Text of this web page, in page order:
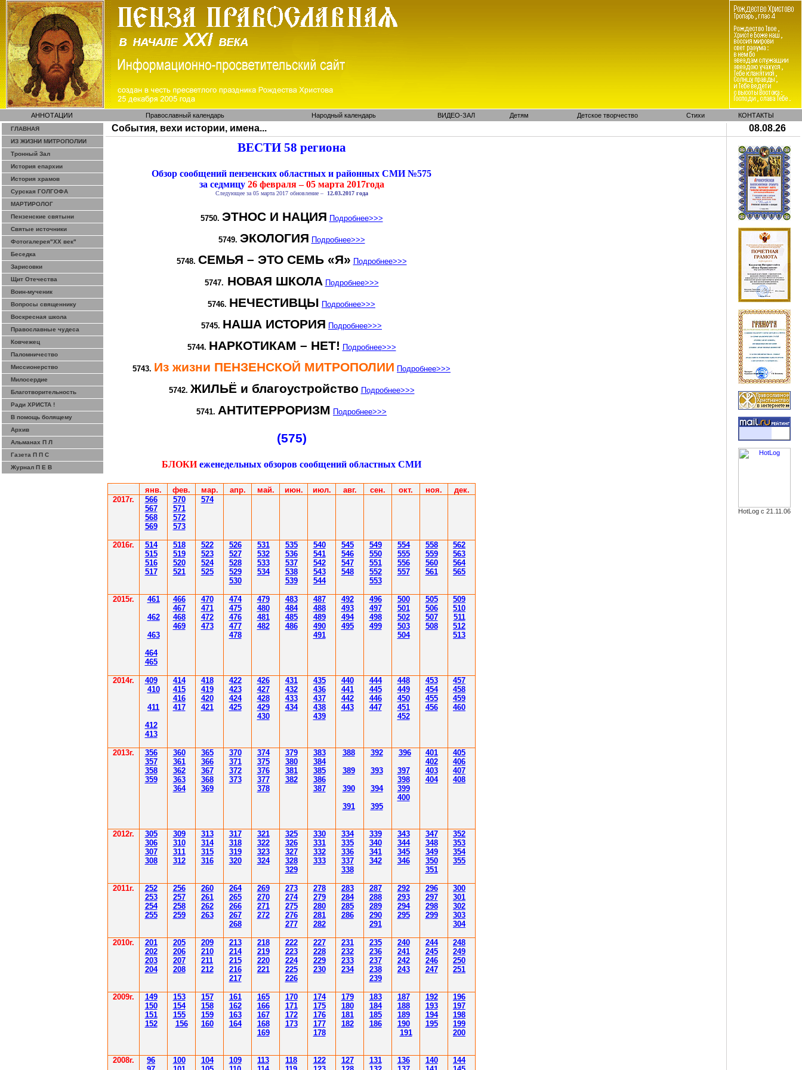
АННОТАЦИИ Православный календарь Народный календарь ВИДЕО-ЗАЛ Детям Детское творчество Стихи КОНТАКТЫ
ГЛАВНАЯ
ИЗ ЖИЗНИ МИТРОПОЛИИ
Тронный Зал
История епархии
История храмов
Сурская ГОЛГОФА
МАРТИРОЛОГ
Пензенские святыни
Святые источники
Фотогалерея"ХХ век"
Беседка
Зарисовки
Щит Отечества
Воин-мученик
Вопросы священнику
Воскресная школа
Православные чудеса
Ковчежец
Паломничество
Миссионерство
Милосердие
Благотворительность
Ради ХРИСТА !
В помощь болящему
Архив
Альманах П Л
Газета П П С
Журнал П Е В
События, вехи истории, имена... 08.08.26
ВЕСТИ 58 региона
Обзор сообщений пензенских областных и районных СМИ №575
за седмицу26 февраля – 05 марта 2017года
Следующее за 05 марта 2017 обновление – 12.03.2017 года
5750. ЭТНОС И НАЦИЯ Подробнее>>>
5749. ЭКОЛОГИЯ Подробнее>>>
5748. СЕМЬЯ – ЭТО СЕМЬ «Я» Подробнее>>>
5747. НОВАЯ ШКОЛА Подробнее>>>
5746. НЕЧЕСТИВЦЫ Подробнее>>>
5745. НАША ИСТОРИЯ Подробнее>>>
5744. НАРКОТИКАМ – НЕТ! Подробнее>>>
5743. Из жизни ПЕНЗЕНСКОЙ МИТРОПОЛИИ Подробнее>>>
5742. ЖИЛЬЁ и благоустройство Подробнее>>>
5741. АНТИТЕРРОРИЗМ Подробнее>>>
(575)
БЛОКИ еженедельных обзоров сообщений областных СМИ
янв. фев. мар. апр. май. июн. июл. авг. сен. окт. ноя.
дек.
2017г.
566
567
568
569
570
571
572
573
574
2016г.
514
515
516
517
518
519
520
521
522
523
524
525
526
527
528
529
530
531
532
533
534
535
536
537
538
539
540
541
542
543
544
545
546
547
548
549
550
551
552
553
554
555
556
557
558
559
560
561
562
563
564
565
2015г. 461
462
463
464
465
466
467
468
469
470
471
472
473
474
475
476
477
478
479
480
481
482
483
484
485
486
487
488
489
490
491
492
493
494
495
496
497
498
499
500
501
502
503
504
505
506
507
508
509
510
511
512
513
2014г. 409
410
411
412
413
414
415
416
417
418
419
420
421
422
423
424
425
426
427
428
429
430
431
432
433
434
435
436
437
438
439
440
441
442
443
444
445
446
447
448
449
450
451
452
453
454
455
456
457
458
459
460
2013г.
356
357
358
359
360
361
362
363
364
365
366
367
368
369
370
371
372
373
374
375
376
377
378
379
380
381
382
383
384
385
386
387
388
389
390
391
392
393
394
395
396
397
398
399
400
401
402
403
404
405
406
407
408
2012г. 305
306
307
308
309
310
311
312
313
314
315
316
317
318
319
320
321
322
323
324
325
326
327
328
329
330
331
332
333
334
335
336
337
338
339
340
341
342
343
344
345
346
347
348
349
350
351
352
353
354
355
2011г.
252
253
254
255
256
257
258
259
260
261
262
263
264
265
266
267
268
269
270
271
272
273
274
275
276
277
278
279
280
281
282
283
284
285
286
287
288
289
290
291
292
293
294
295
296
297
298
299
300
301
302
303
304
2010г.
201
202
203
204
205
206
207
208
209
210
211
212
213
214
215
216
217
218
219
220
221
222
223
224
225
226
227
228
229
230
231
232
233
234
235
236
237
238
239
240
241
242
243
244
245
246
247
248
249
250
251
2009г.
149
150
151
152
153
154
155
156
157
158
159
160
161
162
163
164
165
166
167
168
169
170
171
172
173
174
175
176
177
178
179
180
181
182
183
184
185
186
187
188
189
190
191
192
193
194
195
196
197
198
199
200
2008г.
96
100
104
109
113
118
122
127
131
136
140
144
HotLog с 21.11.06